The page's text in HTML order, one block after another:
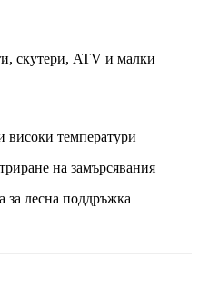
скутери, ATV и малки
високи температури
на замърсявания
за лесна поддръжка